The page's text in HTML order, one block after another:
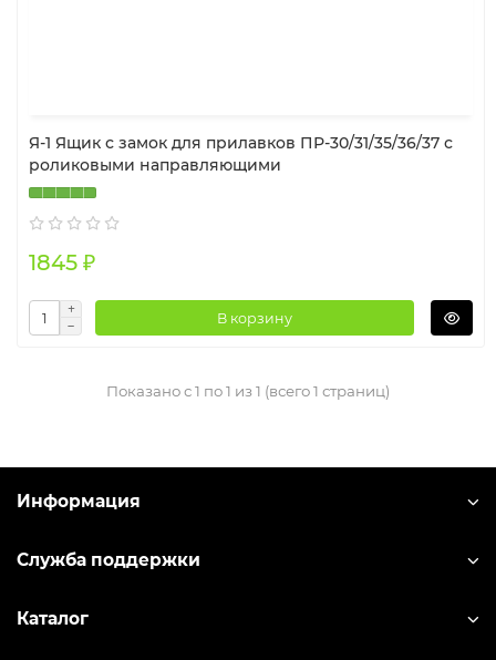
Я-1 Ящик с замок для прилавков ПР-30/31/35/36/37 с
роликовыми направляющими
1845 ₽
В корзину
Показано с 1 по 1 из 1 (всего 1 страниц)
Информация
Служба поддержки
Каталог